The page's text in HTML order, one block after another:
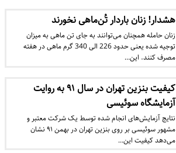
هشدار! زنان باردار تُن‌ماهی نخورند
زنان حامله همچنان می‌توانند به جای تن ماهی به میزان
توجیه شده یعنی حدود 226 الی 340 گرم ماهی در هفته
مصرف کنند. این…
کیفیت بنزین تهران در سال ۹۱ به روایت
آزمایشگاه سوئیسی
نتایج آزمایش‌های انجام ‌شده توسط یک شرکت معتبر و
مشهور سوئیسی بر روی بنزین تهران در بهمن ۹۱ نشان
می‌دهد کیفیت این…